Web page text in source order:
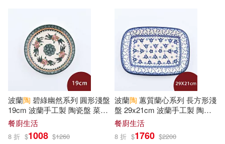
球球館工作室(28) 陶龍生(28)
しのとうこ(27) 卡兒(27)
本書編委會(27)
若木民喜(27) （明）張岱(27)
北京大學出版社(77)
天地出版社(77)
安徽少年兒童出版社(77)
采實文化(77)
波蘭陶 碧綠幽然系列 圓形淺盤
19cm 波蘭手工製 陶瓷盤 菜盤
水果盤 沙拉盤
餐廚生活
8 折 $1008 $1260
波蘭陶 蕙質蘭心系列 長方形淺
盤 29x21cm 波蘭手工製 陶瓷
盤 菜盤 水果盤 沙拉盤
餐廚生活
8 折 $1760 $2200